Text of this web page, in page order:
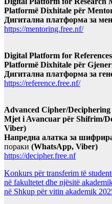
Platformë Dixhitale për
Дигитална платформа за
https://mentoring.free.nf/
Digital Platform for
Platformë Dixhitale për
Дигитална платформа за
https://reference.free.nf/
Advanced Cipher/
Mjet i Avancuar për Shifrim/
Viber)
Напредна алатка за
пораки (WhatsApp, Viber)
https://decipher.free.nf
Konkurs për transferim të
në fakultetet dhe njësitë
në Shkup për vitin akademik